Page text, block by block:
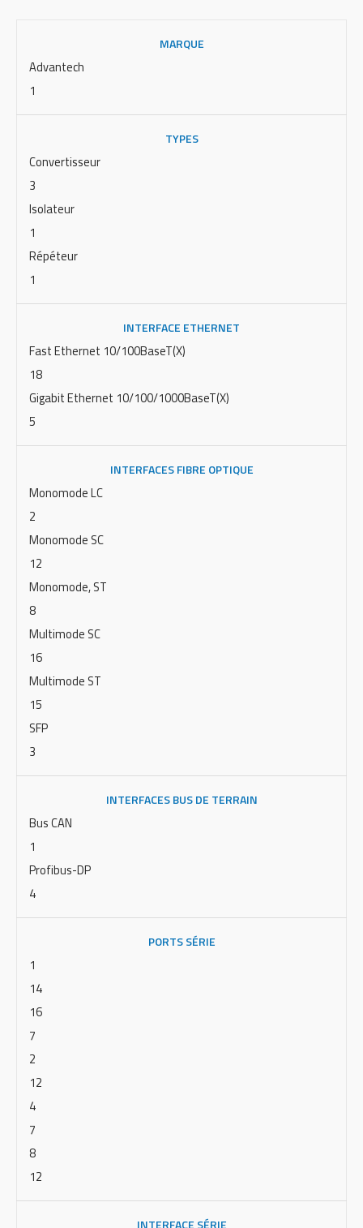
MARQUE
Advantech
1
TYPES
Convertisseur
3
Isolateur
1
Répéteur
1
INTERFACE ETHERNET
Fast Ethernet 10/100BaseT(X)
18
Gigabit Ethernet 10/100/1000BaseT(X)
5
INTERFACES FIBRE OPTIQUE
Monomode LC
2
Monomode SC
12
Monomode, ST
8
Multimode SC
16
Multimode ST
15
SFP
3
INTERFACES BUS DE TERRAIN
Bus CAN
1
Profibus-DP
4
PORTS SÉRIE
1
14
16
7
2
12
4
7
8
12
INTERFACE SÉRIE